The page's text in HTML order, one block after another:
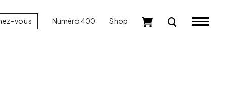
vous Numéro 400 Shop